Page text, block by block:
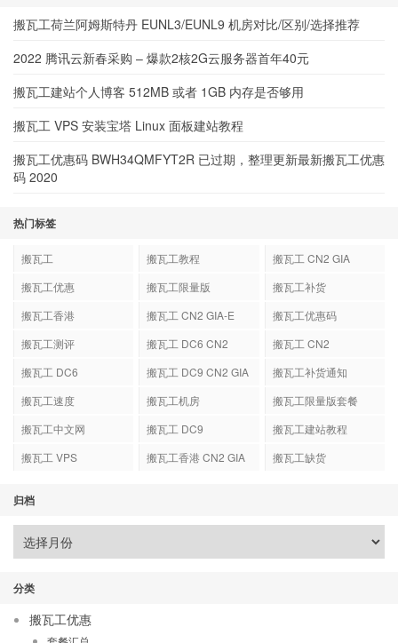
搬瓦工荷兰阿姆斯特丹 EUNL3/EUNL9 机房对比/区别/选择推荐
2022 腾讯云新春采购 – 爆款2核2G云服务器首年40元
搬瓦工建站个人博客 512MB 或者 1GB 内存是否够用
搬瓦工 VPS 安装宝塔 Linux 面板建站教程
搬瓦工优惠码 BWH34QMFYT2R 已过期，整理更新最新搬瓦工优惠
码 2020
热门标签
搬瓦工 搬瓦工教程
搬瓦工 CN2 GIA
搬瓦工优惠
搬瓦工限量版
搬瓦工补货
搬瓦工香港
搬瓦工 CN2 GIA-E
搬瓦工优惠码
搬瓦工测评
搬瓦工 DC6 CN2
搬瓦工 CN2
搬瓦工 DC6
搬瓦工 DC9 CN2 GIA
搬瓦工补货通知
搬瓦工速度
搬瓦工机房
搬瓦工限量版套餐
搬瓦工中文网
搬瓦工 DC9
搬瓦工建站教程
搬瓦工 VPS
搬瓦工香港 CN2 GIA 搬瓦工缺货
归档
分类
搬瓦工优惠